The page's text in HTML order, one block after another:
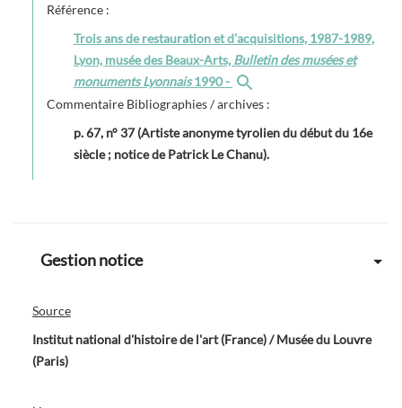
Référence :
Trois ans de restauration et d'acquisitions, 1987-1989,
Lyon, musée des Beaux-Arts, Bulletin des musées et
monuments Lyonnais1990 -
Commentaire Bibliographies / archives :
p. 67, n° 37 (Artiste anonyme tyrolien du début du 16e
siècle ; notice de Patrick Le Chanu).
Gestion notice
Source
Institut national d'histoire de l'art (France) / Musée du Louvre
(Paris)